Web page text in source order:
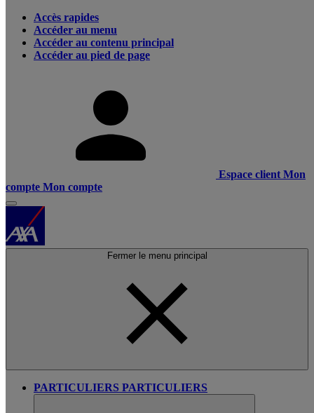
Accès rapides
Accéder au menu
Accéder au contenu principal
Accéder au pied de page
Espace client Mon
compte Mon compte
Fermer le menu principal
PARTICULIERS PARTICULIERS